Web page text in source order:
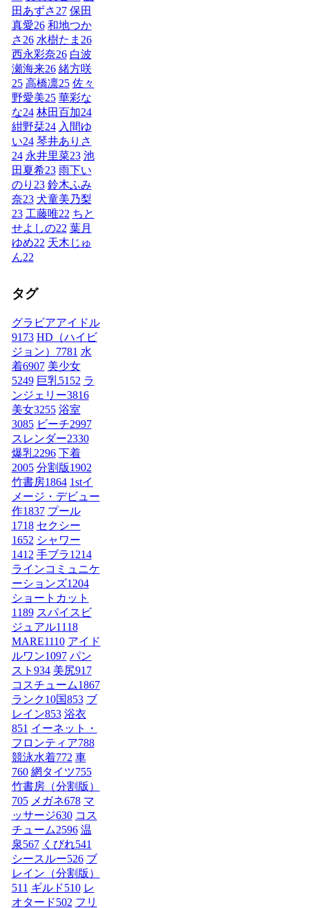
田あずさ 27 保田
真愛26 和地つか
さ 26 水樹たま 26
西永彩奈26 白波
瀬海来26 緒方咲
25 高橋凛25 佐々
野愛美25 華彩な
な24 林田百加24
紺野栞24 入間ゆ
い24 琴井ありさ
24 永井里菜23 池
田夏希23 雨下い
のり 23 鈴木ふみ
奈23 犬童美乃梨
23 工藤唯22 ちと
せよしの22 葉月
ゆめ22 天木じゅ
ん22
タグ
グラビアアイドル
9173 HD（ハイビ
ジョン） 7781 水
着6907 美少女
5249 巨乳5152 ラ
ンジェリー3816
美女3255 浴室
3085 ビーチ2997
スレンダー2330
爆乳2296 下着
2005 分割版1902
竹書房1864 1stイ
メージ・デビュー
作1837 プール
1718 セクシー
1652 シャワー
1412 手ブラ1214
ラインコミュニケ
ーションズ1204
ショートカット
1189 スパイスビ
ジュアル1118
MARE1110 アイド
ルワン1097 パン
スト 934 美尻917
コスチューム1867
ランク10国853 ブ
レイン853 浴衣
851 イーネット・
フロンティア788
競泳水着772 車
760 網タイツ755
竹書房（分割版）
705 メガネ678 マ
ッサージ630 コス
チューム2596 温
泉567 くびれ541
シースルー526 ブ
レイン（分割版）
511 ギルド510 レ
オタード502 フリ